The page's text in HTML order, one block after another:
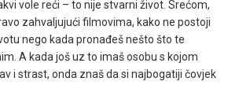
vole reći – to nije stvarni život. Srećom,
zahvaljujući filmovima, kako ne postoji
nego kada pronađeš nešto što te
A kada još uz to imaš osobu s kojom
i strast, onda znaš da si najbogatiji čovjek